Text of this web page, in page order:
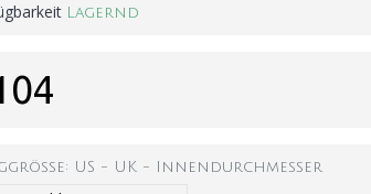
Lagernd
US - UK - Innendurchmesser